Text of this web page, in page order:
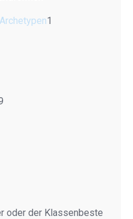
1
oder der Klassenbeste